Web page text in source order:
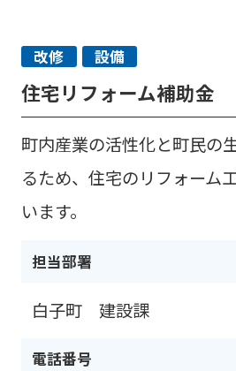
改修 設備
住宅リフォーム補助金
町内産業の活性化と町民の
るため、住宅のリフォーム
います。
担当部署
白子町 建設課
電話番号